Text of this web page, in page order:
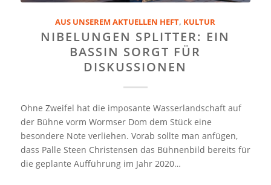
AUS UNSEREM AKTUELLEN HEFT, KULTUR
NIBELUNGEN SPLITTER: EIN
BASSIN SORGT FÜR
DISKUSSIONEN
Ohne Zweifel hat die imposante Wasserlandschaft auf
der Bühne vorm Wormser Dom dem Stück eine
besondere Note verliehen. Vorab sollte man anfügen,
dass Palle Steen Christensen das Bühnenbild bereits für
die geplante Aufführung im Jahr 2020…